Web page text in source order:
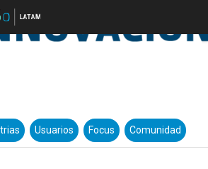
Usuarios Focus Comunidad